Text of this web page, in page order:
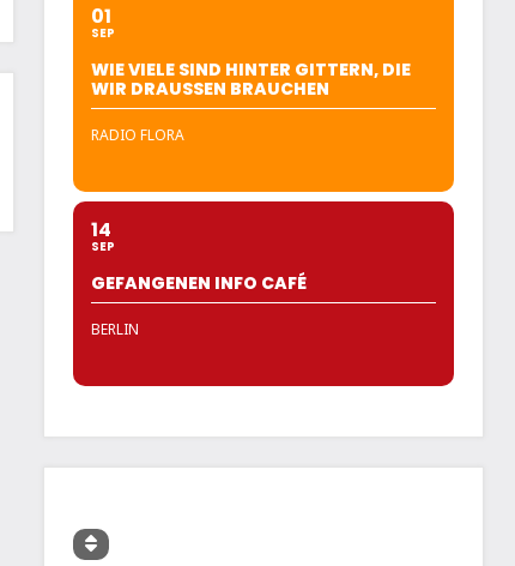
01
SEP
WIE VIELE SIND HINTER GITTERN, DIE
WIR DRAUSSEN BRAUCHEN
RADIO FLORA
14
SEP
GEFANGENEN INFO CAFÉ
BERLIN